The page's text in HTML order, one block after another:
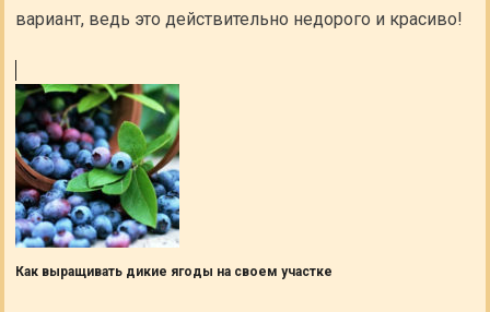
вариант, ведь это действительно недорого и красиво!
Как выращивать дикие ягоды на своем участке